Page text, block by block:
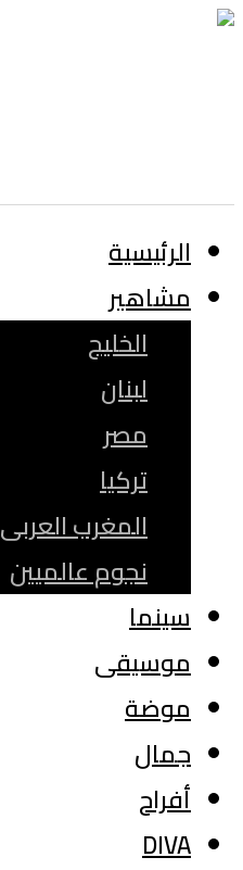
الرئيسية
مشاهير
الخليج
لبنان
مصر
تركيا
المغرب العربى
نجوم عالميين
سينما
موسيقى
موضة
جمال
أفراح
DIVA